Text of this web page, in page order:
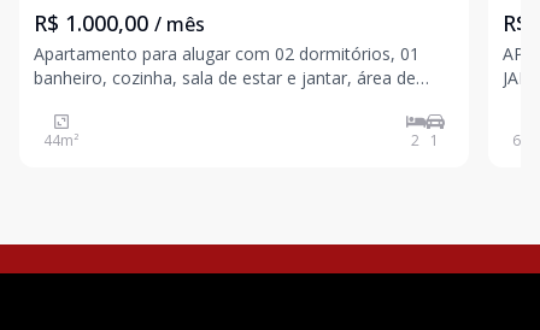
R$ 1.000,00 / mês
Apartamento para alugar com 02 dormitórios, 01
banheiro, cozinha, sala de estar e jantar, área de
44m² 2 1
R$
60